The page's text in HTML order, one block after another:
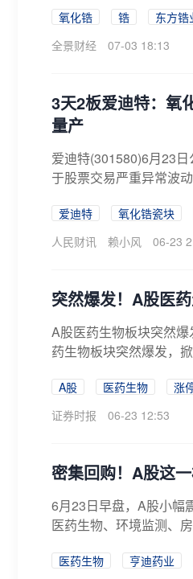
氧化锆 锆
东方锆
全景财经
07-03 18:13
3天2板爱迪特：氧
量产
爱迪特(301580)6月23
于股票交易严重异常波
爱迪特 氧化锆瓷块
人民财讯
赖小风 06-23
突然爆发！A股医
A股医药生物板块突然
药生物板块突然爆发，
A股 医药生物
涨
证券时报
06-23 12:53
密集回购！A股这
6月23日早盘，A股小幅
医药生物、环境监测、
医药生物 亨迪药业